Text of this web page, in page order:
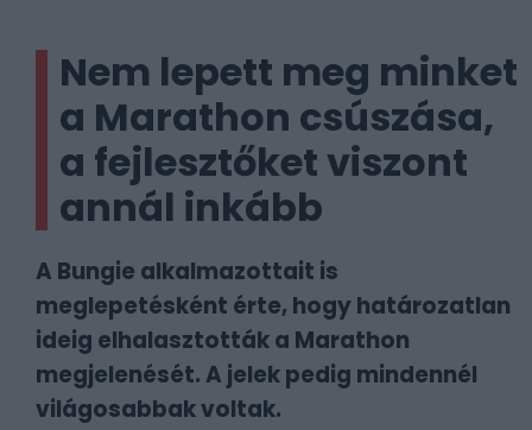
Nem lepett meg minket
a Marathon csúszása,
a fejlesztőket viszont
annál inkább
A Bungie alkalmazottait is
meglepetésként érte, hogy határozatlan
ideig elhalasztották a Marathon
megjelenését. A jelek pedig mindennél
világosabbak voltak.